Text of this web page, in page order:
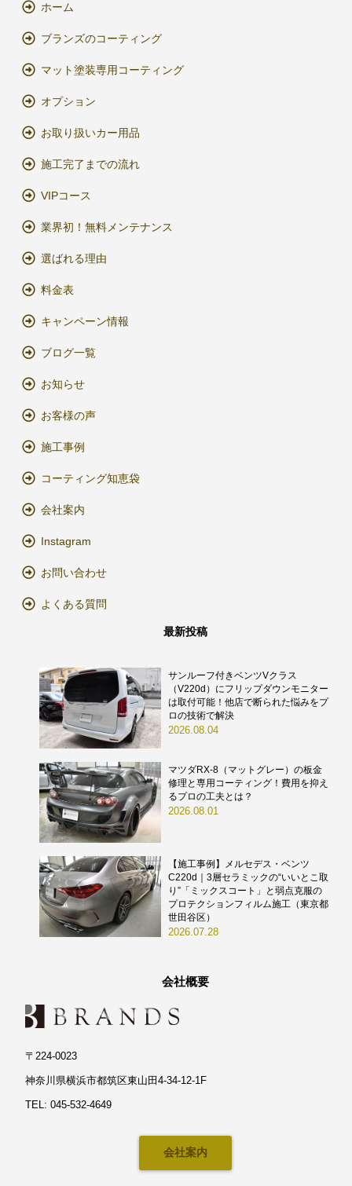
ホーム
ブランズのコーティング
マット塗装専用コーティング
オプション
お取り扱いカー用品
施工完了までの流れ
VIPコース
業界初！無料メンテナンス
選ばれる理由
料金表
キャンペーン情報
ブログ一覧
お知らせ
お客様の声
施工事例
コーティング知恵袋
会社案内
Instagram
お問い合わせ
よくある質問
最新投稿
サンルーフ付きベンツVクラス
（V220d）にフリップダウンモニター
は取付可能！他店で断られた悩みをプ
ロの技術で解決
2026.08.04
マツダRX-8（マットグレー）の板金
修理と専用コーティング！費用を抑え
るプロの工夫とは？
2026.08.01
【施工事例】メルセデス・ベンツ
C220d｜3層セラミックの“いいとこ取
り”「ミックスコート」と弱点克服の
プロテクションフィルム施工（東京都
世田谷区）
2026.07.28
会社概要
〒224-0023
神奈川県横浜市都筑区東山田4-34-12-1F
TEL: 045-532-4649
会社案内